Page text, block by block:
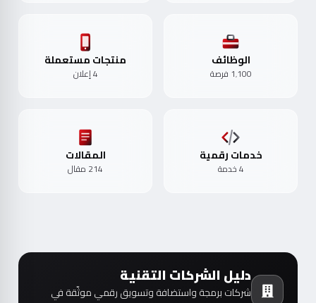
الوظائف
1٬100 فرصة
منتجات مستعملة
4 إعلان
خدمات رقمية
4 خدمة
المقالات
214 مقال
دليل الشركات التقنية
شركات برمجة واستضافة وتسويق رقمي موثّقة في